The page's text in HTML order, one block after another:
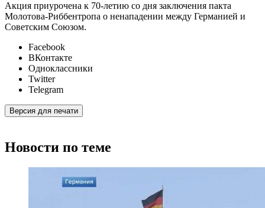
Акция приурочена к 70-летию со дня заключения пакта
Молотова-Риббентропа о ненападении между Германией и
Советским Союзом.
Facebook
ВКонтакте
Одноклассники
Twitter
Telegram
Версия для печати
Новости по теме